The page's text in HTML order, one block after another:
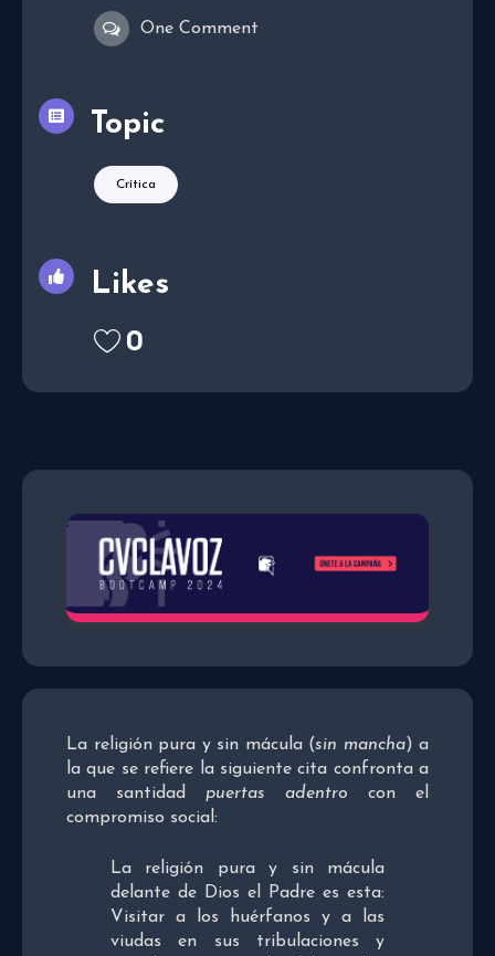
La religión pura y sin mácula (sin mancha) a
la que se refiere la siguiente cita confronta a
una santidad puertas adentro con el
compromiso social:
La religión pura y sin mácula
delante de Dios el Padre es esta:
Visitar a los huérfanos y a las
viudas en sus tribulaciones y
One Comment
Topic
Crítica
Likes
0